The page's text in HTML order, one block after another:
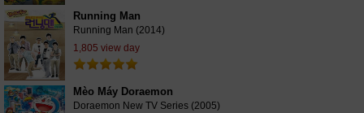
Running Man
Running Man (2014)
1,805 view day
Mèo Máy Doraemon
Doraemon New TV Series (2005)